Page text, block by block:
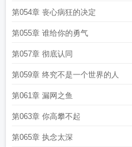
第054章 丧心病狂的决定
第055章 谁给你的勇气
第057章 彻底认同
第059章 终究不是一个世界的人
第061章 漏网之鱼
第063章 你高攀不起
第065章 执念太深